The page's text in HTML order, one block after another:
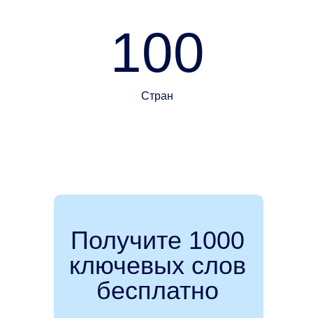
100
Стран
Получите 1000
ключевых слов
бесплатно